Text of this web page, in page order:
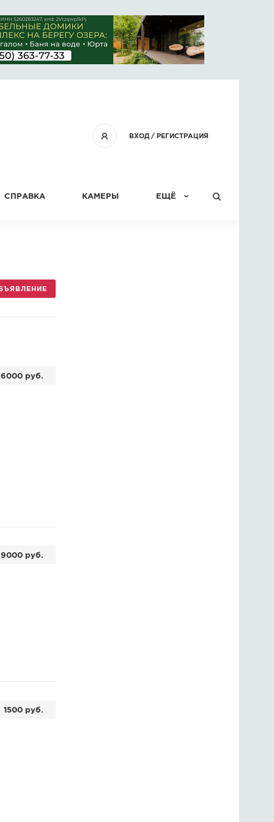
ВХОД/ РЕГИСТРАЦИЯ
СПРАВКА КАМЕРЫ ЕЩЁ
6000 руб.
9000 руб.
1500 руб.